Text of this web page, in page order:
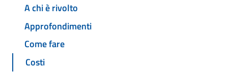
A chi è rivolto
Approfondimenti
Come fare
Costi